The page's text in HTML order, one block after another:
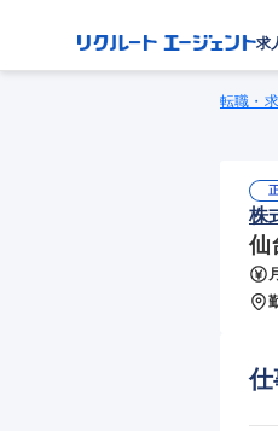
求
転職・
株
仙
仕